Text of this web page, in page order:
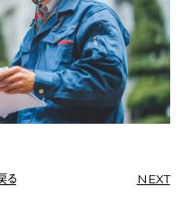
る NEXT